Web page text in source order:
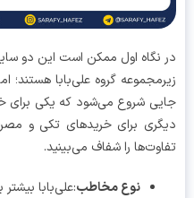
اول ممکن است این دو سایت
گروه علی‌بابا هستند؛ اما
شروع می‌شود که یکی برای
برای خریدهای تکی و
را شفاف می‌بینید.
نوع مخاطب:علی‌بابا بیشتر برای